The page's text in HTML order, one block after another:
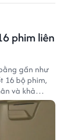
phim liên
gần như
16 bộ phim,
và khả